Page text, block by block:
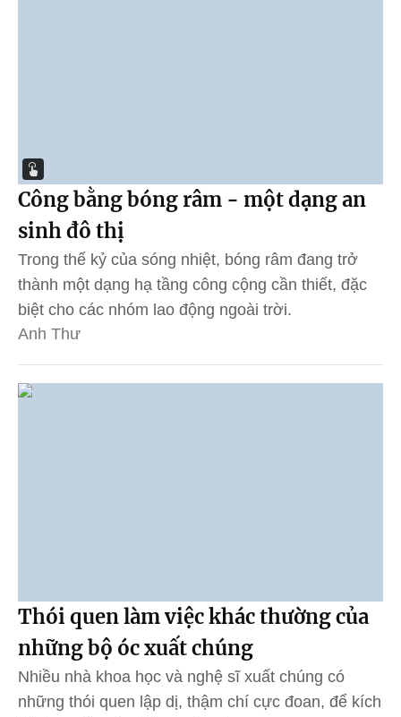
Công bằng bóng râm - một dạng an
sinh đô thị
Trong thế kỷ của sóng nhiệt, bóng râm đang trở
thành một dạng hạ tầng công cộng cần thiết, đặc
biệt cho các nhóm lao động ngoài trời.
Anh Thư
Thói quen làm việc khác thường của
những bộ óc xuất chúng
Nhiều nhà khoa học và nghệ sĩ xuất chúng có
những thói quen lập dị, thậm chí cực đoan, để kích